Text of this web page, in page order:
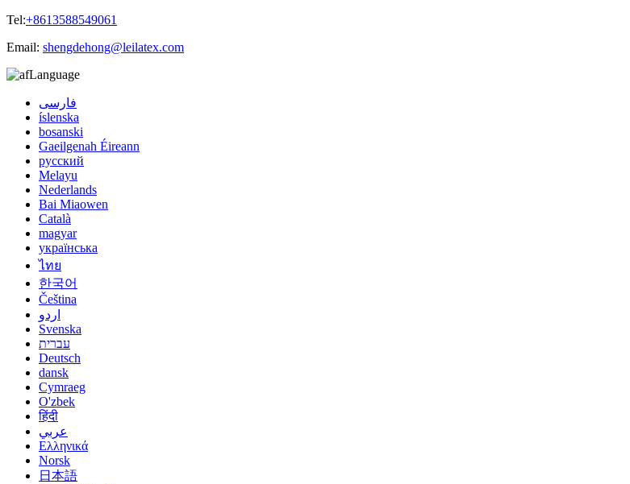
Tel:+8613588549061
Email: shengdehong@leilatex.com
Language
فارسی
íslenska
bosanski
Gaeilgenah Éireann
русский
Melayu
Nederlands
Bai Miaowen
Català
magyar
українська
ไทย
한국어
Čeština
اردو
Svenska
עברית
Deutsch
dansk
Cymraeg
O'zbek
हिंदी
عربي
Ελληνικά
Norsk
日本語